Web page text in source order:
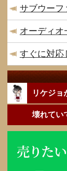
サブウーフ
オーディオ
すぐに対応
リケジョ
壊れてい